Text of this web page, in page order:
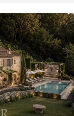
воздуха